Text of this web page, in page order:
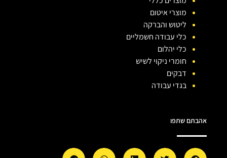
מוצרי איטום
ליטוש והברקה
כלי עבודה חשמליים
כלי יהלום
חומרי ניקוי לשיש
דבקים
בגדי עבודה
אהבתם שתפו